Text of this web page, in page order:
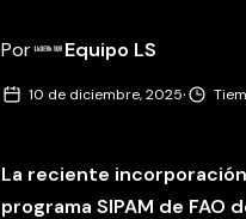
Por Equipo LS
10 de diciembre, 2025·
La reciente
programa SIPAM de